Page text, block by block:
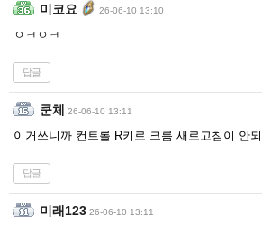
미코요 26-06-10 13:10
ㅇㅋㅇㅋ
답글
쿤체 26-06-10 13:11
이거쓰니까 컨트롤 R키로 크롬 새로고침이 안되
답글
미래123 26-06-10 13:11